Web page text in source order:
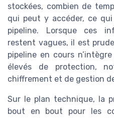
stockées, combien de
qui peut y accéder, ce
pipeline. Lorsque ces
restent vagues, il est
pipeline en cours
élevés de protection,
chiffrement et de gestion
Sur le plan technique, la
bout en bout pour les